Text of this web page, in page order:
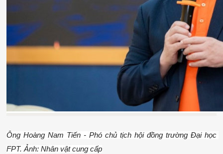
Ông Hoàng Nam Tiến - Phó chủ tịch hội đồng trường Đại học
FPT. Ảnh: Nhân vật cung cấp